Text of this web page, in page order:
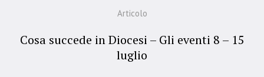
Articolo
Cosa succede in Diocesi – Gli eventi 8 – 15
luglio